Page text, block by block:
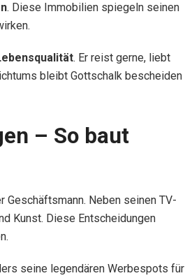
. Diese Immobilien spiegeln seinen
. Er reist gerne, liebt
bleibt Gottschalk bescheiden
– So baut
Geschäftsmann. Neben seinen TV-
Kunst. Diese Entscheidungen
seine legendären Werbespots für